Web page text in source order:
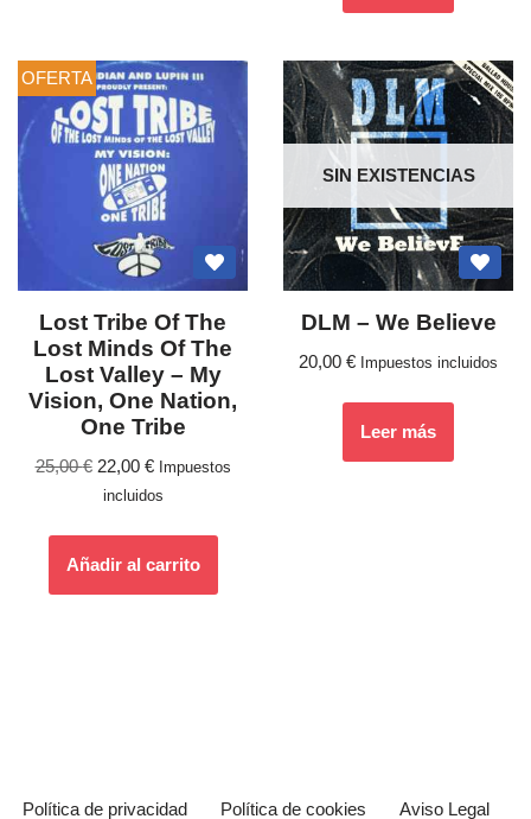
OFERTA
Lost Tribe Of The
Lost Minds Of The
Lost Valley ‎– My
Vision, One Nation,
One Tribe
25,00€ 22,00 €
Impuestos
incluidos
Añadir al carrito
SIN EXISTENCIAS
DLM ‎– We Believe
20,00 € Impuestos incluidos
Leer más
Política de privacidad Política de cookies Aviso Legal